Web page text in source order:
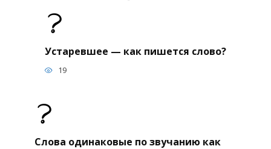
Устаревшее — как пишется слово?
19
Слова одинаковые по звучанию как